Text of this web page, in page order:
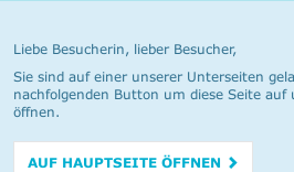
Liebe Besucherin, lieber Besucher,
Sie sind auf einer unserer Unterseiten
nachfolgenden Button um diese Seite auf
öffnen.
AUF HAUPTSEITE ÖFFNEN